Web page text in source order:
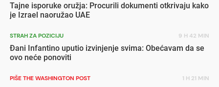
Tajne isporuke oružja: Procurili dokumenti otkrivaju kako
je Izrael naoružao UAE
STRAH ZA POZICIJU 9 H 42 MIN
Đani Infantino uputio izvinjenje svima: Obećavam da se
ovo neće ponoviti
PIŠE THE WASHINGTON POST 1 H 21 MIN